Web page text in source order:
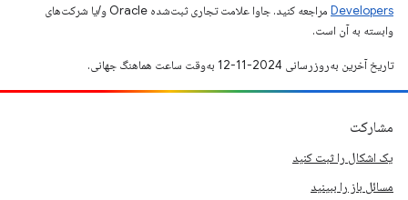
Developers‏
مراجعه کنید. جاوا علامت تجاری ثبت‌شده Oracle و/یا شرکت‌های
وابسته به آن است.
تاریخ آخرین به‌روزرسانی 2024-11-12 به‌وقت ساعت هماهنگ جهانی.
مشارکت
یک اشکال را ثبت کنید
مسائل باز را ببینید